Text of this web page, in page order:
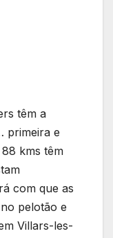
têm a
primeira e
kms têm
com que as
pelotão e
Villars-les-